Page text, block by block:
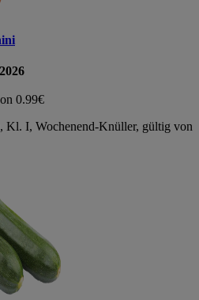
0.99€
Kl. I, Wochenend-Knüller, gültig von